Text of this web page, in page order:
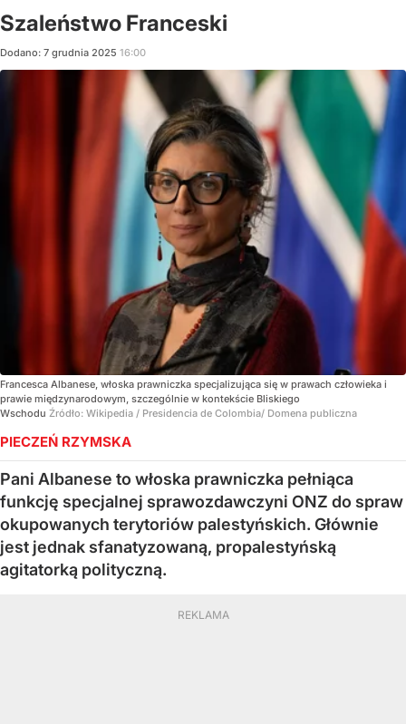
Szaleństwo Franceski
Dodano: 7 grudnia 2025 16:00
Francesca Albanese, włoska prawniczka specjalizująca się w prawach człowieka i
prawie międzynarodowym, szczególnie w kontekście Bliskiego
Wschodu Źródło: Wikipedia / Presidencia de Colombia/ Domena publiczna
PIECZEŃ RZYMSKA
Pani Albanese to włoska prawniczka pełniąca
funkcję specjalnej sprawozdawczyni ONZ do spraw
okupowanych terytoriów palestyńskich. Głównie
jest jednak sfanatyzowaną, propalestyńską
agitatorką polityczną.